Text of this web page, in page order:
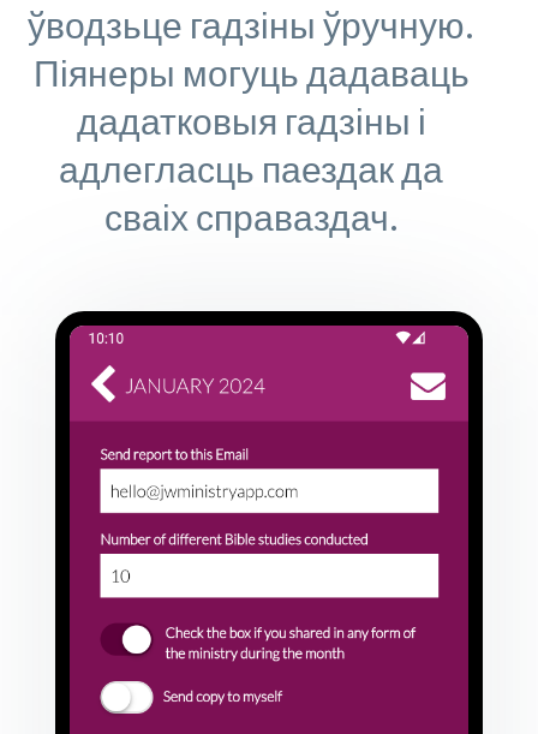
ўводзьце гадзіны ўручную.
Піянеры могуць дадаваць
дадатковыя гадзіны і
адлегласць паездак да
сваіх справаздач.